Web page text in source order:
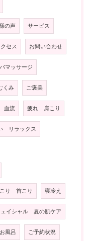
の声 サービス
セス お問い合わせ
マッサージ
くみ ご褒美
血流 疲れ 肩こり
リラックス
り 首こり 寝冷え
ェイシャル 夏の肌ケア
お風呂 ご予約状況